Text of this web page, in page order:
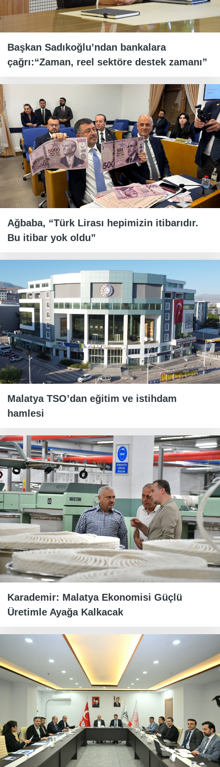
Başkan Sadıkoğlu’ndan bankalara
çağrı:“Zaman, reel sektöre destek zamanı”
Ağbaba, “Türk Lirası hepimizin itibarıdır.
Bu itibar yok oldu”
Malatya TSO’dan eğitim ve istihdam
hamlesi
Karademir: Malatya Ekonomisi Güçlü
Üretimle Ayağa Kalkacak